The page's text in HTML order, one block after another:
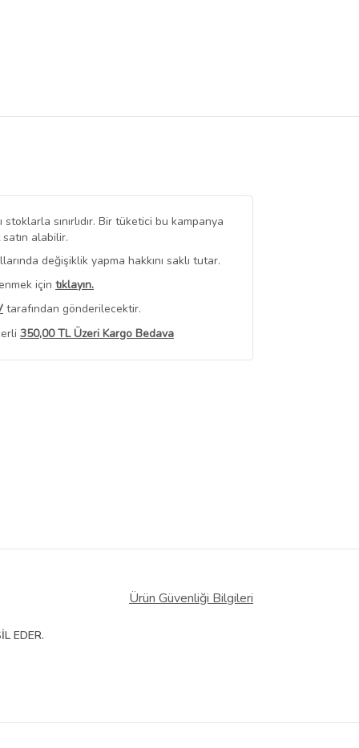
stoklarla sınırlıdır. Bir tüketici bu kampanya
alabilir.
değişiklik yapma hakkını saklı tutar.
için tıklayın.
tarafından gönderilecektir.
350,00 TL Üzeri Kargo Bedava
Ürün Güvenliği Bilgileri
EDER.